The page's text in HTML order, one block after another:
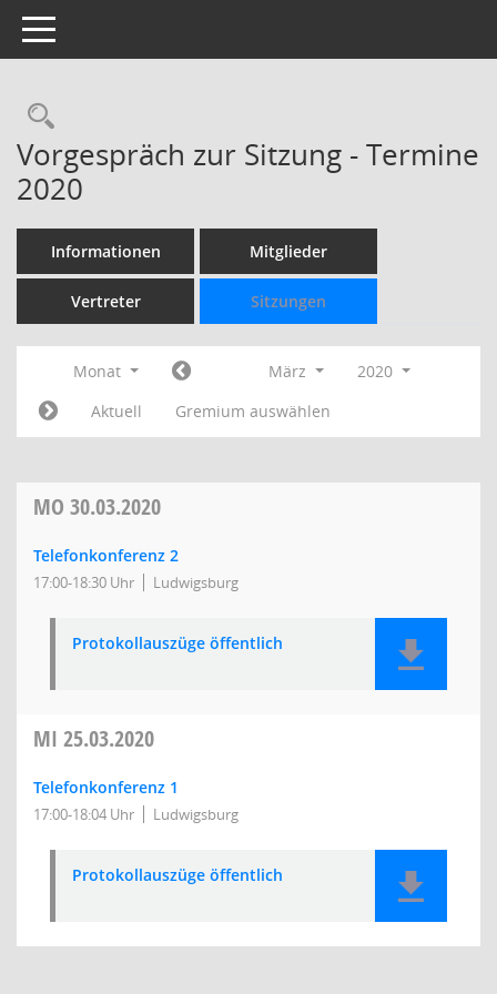
Toggle navigation
Rechercheauswahl
Vorgespräch zur Sitzung - Termine
2020
Informationen Mitglieder
Vertreter Sitzungen
Monat März
2020
Aktuell
Gremium auswählen
MO 30.03.2020
Telefonkonferenz 2
17:00-18:30 Uhr Ludwigsburg
Protokollauszüge öffentlich
MI 25.03.2020
Telefonkonferenz 1
17:00-18:04 Uhr Ludwigsburg
Protokollauszüge öffentlich